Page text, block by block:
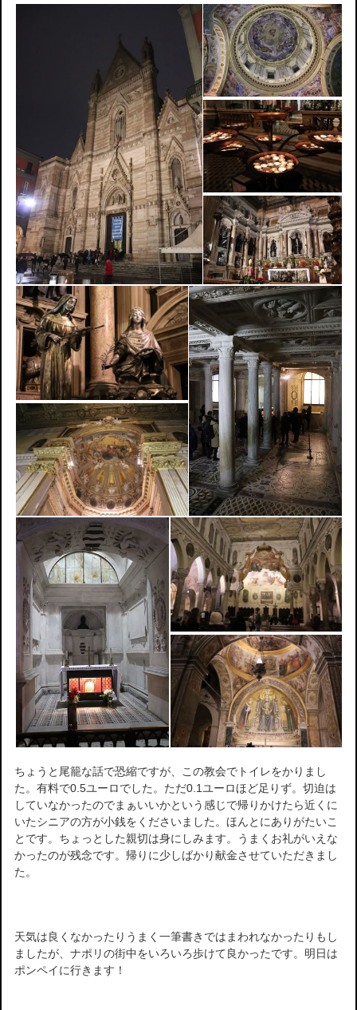
ちょうと尾籠な話で恐縮ですが、この教会でトイレをかりまし
た。有料で0.5ユーロでした。ただ0.1ユーロほど足りず。切迫は
していなかったのでまぁいいかという感じで帰りかけたら近くに
いたシニアの方が小銭をくださいました。ほんとにありがたいこ
とです。ちょっとした親切は身にしみます。うまくお礼がいえな
かったのが残念です。帰りに少しばかり献金させていただきまし
た。
天気は良くなかったりうまく一筆書きではまわれなかったりもし
ましたが、ナポリの街中をいろいろ歩けて良かったです。明日は
ポンペイに行きます！